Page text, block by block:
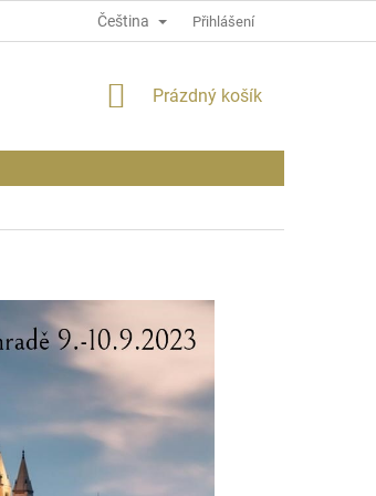
INFORMACE O WEBU
Čeština Přihlášení
NÁKUPNÍ
Prázdný košík